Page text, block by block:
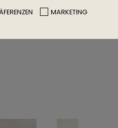
MARKETING